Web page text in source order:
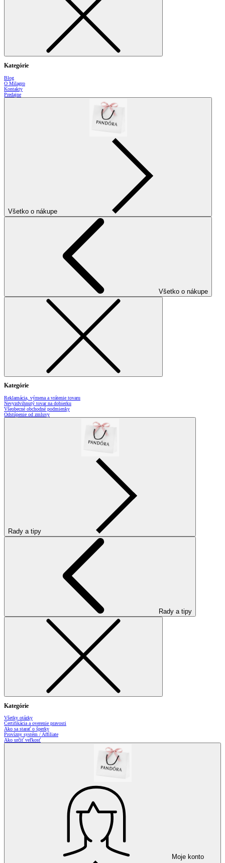
Kategórie
Blog
O Milagro
Kontakty
Predajne
Všetko o nákupe
Všetko o nákupe
Kategórie
Reklamácia, výmena a vrátenie tovaru
Nevyzdvihnutý tovar na dobierku
Všeobecné obchodné podmienky
Odstúpenie od zmluvy
Rady a tipy
Rady a tipy
Kategórie
Všetky otázky
Certifikácia a overenie pravosti
Ako sa starať o šperky
Provízny systém / Affiliate
Ako určiť veľkosť
Moje konto